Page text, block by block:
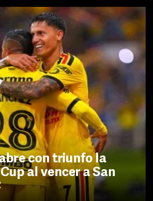
con triunfo la
al vencer a San